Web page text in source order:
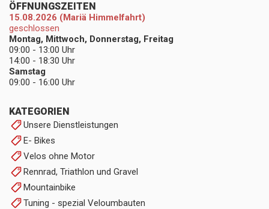
KATEGORIEN
Unsere Dienstleistungen
E- Bikes
Velos ohne Motor
Rennrad, Triathlon und Gravel
Mountainbike
Tuning - spezial Veloumbauten
ÖFFNUNGSZEITEN
15.08.2026 (Mariä Himmelfahrt)
geschlossen
Montag, Mittwoch, Donnerstag, Freitag
09:00 - 13:00 Uhr
14:00 - 18:30 Uhr
Samstag
09:00 - 16:00 Uhr